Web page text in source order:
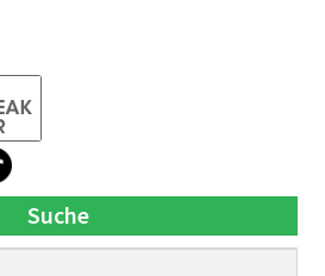
Suche